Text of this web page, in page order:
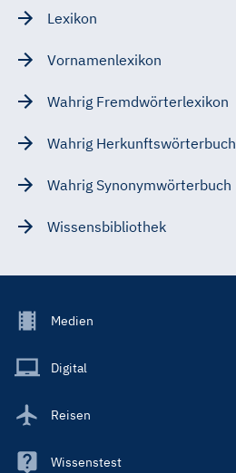
Lexikon
Vornamenlexikon
Wahrig Fremdwörterlexikon
Wahrig Herkunftswörterbuch
Wahrig Synonymwörterbuch
Wissensbibliothek
Footer
Main
Medien
Digital
Reisen
Wissenstest